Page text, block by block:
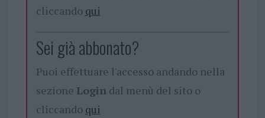
cliccando qui
Sei già abbonato?
Puoi effettuare l'accesso andando nella
sezione Logindal menù del sito o
cliccando qui